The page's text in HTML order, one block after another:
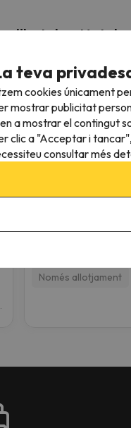
d'hotels a Hotels
Apartamentos
Només allotjament
teva
cookies únicament
mostrar publicitat
a mostrar el contingut
clic a "Acceptar i
consultar més